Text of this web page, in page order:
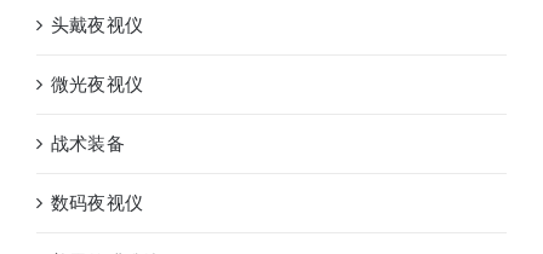
头戴夜视仪
微光夜视仪
战术装备
数码夜视仪